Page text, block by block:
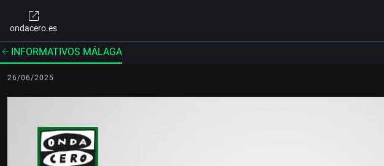
ondacero.es
INFORMATIVOS MÁLAGA
26/06/2025